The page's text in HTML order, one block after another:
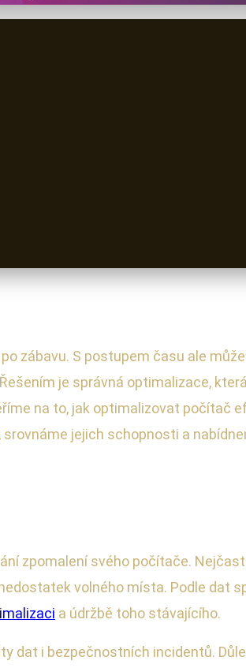
zábavu. S postupem času ale
je správná optimalizace,
na to, jak optimalizovat počítač
, srovnáme jejich schopnosti a
zpomalení svého počítače.
volného místa. Podle dat
a údržbě toho stávajícího.
dat i bezpečnostních incidentů.